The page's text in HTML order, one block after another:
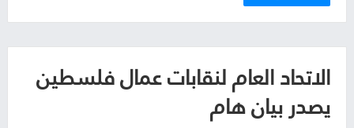
الاتحاد العام لنقابات عمال فلسطين
يصدر بيان هام